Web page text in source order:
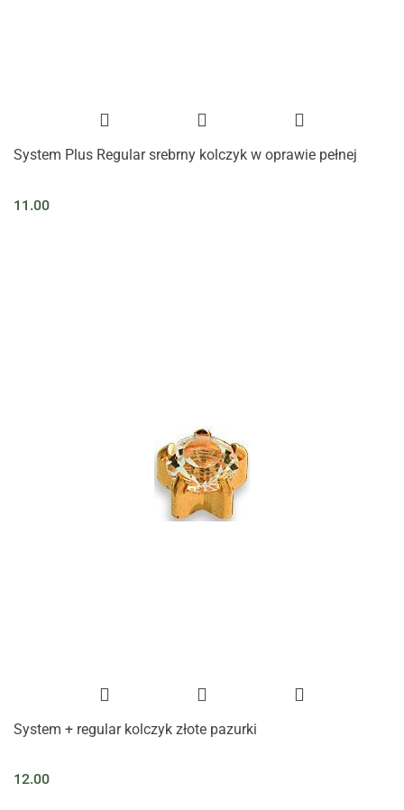
System Plus Regular srebrny kolczyk w oprawie pełnej
11.00
System + regular kolczyk złote pazurki
12.00